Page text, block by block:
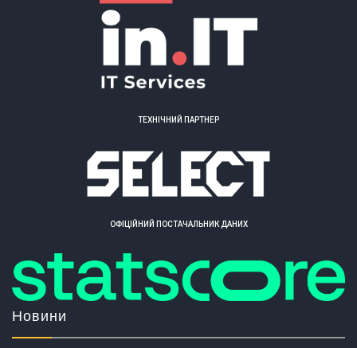
ТЕХНІЧНИЙ ПАРТНЕР
ОФІЦІЙНИЙ ПОСТАЧАЛЬНИК ДАНИХ
Новини